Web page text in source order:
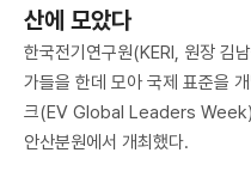
산에 모았다
한국전기연구원(KERI, 원장 김
가들을 한데 모아 국제 표준을
크(EV Global Leaders
안산분원에서 개최했다.